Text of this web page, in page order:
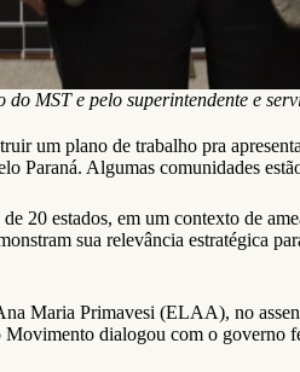
MST e pelo superintendente e
um plano de trabalho pra
Algumas comunidades
20 estados, em um contexto de
sua relevância estratégica
Maria Primavesi (ELAA), no
dialogou com o governo